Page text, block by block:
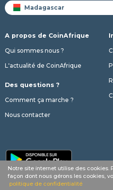
Notre site internet utilise des cookies.
façon dont nous gérons les cookies,
politique de confidentialité
A propos de CoinAfrique
Qui sommes nous ?
L'actualité de CoinAfrique
Des questions ?
Comment ça marche ?
Nous contacter
© 2017 - 2026